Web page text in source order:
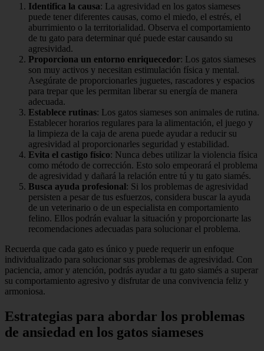
Identifica la causa: La agresividad en los gatos siameses
puede tener diferentes causas, como el miedo, el estrés, el
aburrimiento o la territorialidad. Observa el comportamiento
de tu gato para determinar qué puede estar causando su
agresividad.
Proporciona un entorno enriquecedor: Los gatos siameses
son muy activos y necesitan estimulación física y mental.
Asegúrate de proporcionarles juguetes, rascadores y espacios
para trepar que les permitan liberar su energía de manera
adecuada.
Establece rutinas: Los gatos siameses son animales de rutina.
Establecer horarios regulares para la alimentación, el juego y
la limpieza de la caja de arena puede ayudar a reducir su
agresividad al proporcionarles seguridad y estabilidad.
Evita el castigo físico: Nunca debes utilizar la violencia física
como método de corrección. Esto solo empeorará el problema
de agresividad y dañará la relación entre tú y tu gato siamés.
Busca ayuda profesional: Si los problemas de agresividad
persisten a pesar de tus esfuerzos, considera buscar la ayuda
de un veterinario o de un especialista en comportamiento
felino. Ellos podrán evaluar la situación y proporcionarte las
recomendaciones adecuadas para solucionar el problema.
Recuerda que cada gato es único y puede requerir un enfoque
individualizado para solucionar sus problemas de agresividad. Con
paciencia, amor y atención, podrás ayudar a tu gato siamés a superar
su comportamiento agresivo y disfrutar de una convivencia feliz y
armoniosa.
Estrategias para abordar los problemas
de ansiedad en los gatos siameses